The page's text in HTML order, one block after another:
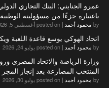
عمرو الجنايني: البنك التجاري
باعتباره جزءًا من مسؤوليته الوطنية
by محمود أحمد | posted on أغسطس 5, 2026
اتحاد الهوكي يوسع قاعدة
by محمود أحمد | posted on يوليو 24, 2026
وزارة الرياضة والاتحاد المصري
المنتخب المصارعة بعد إنجاز المجر
by محمود أحمد | posted on يوليو 30, 2026